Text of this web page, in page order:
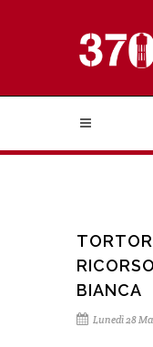
BIANCA
Lunedì 28